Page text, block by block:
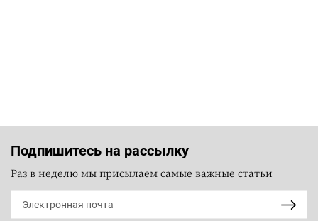
Подпишитесь на рассылку
Раз в неделю мы присылаем самые важные статьи